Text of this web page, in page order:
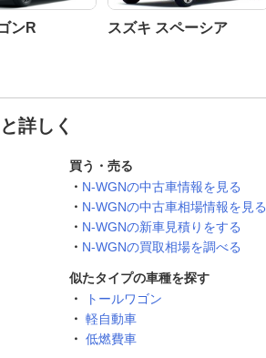
ンR スズキ スペーシア
詳しく
買う・売る
N-WGNの中古車情報を見る
N-WGNの中古車相場情報を見る
N-WGNの新車見積りをする
N-WGNの買取相場を調べる
似たタイプの車種を探す
トールワゴン
軽自動車
低燃費車